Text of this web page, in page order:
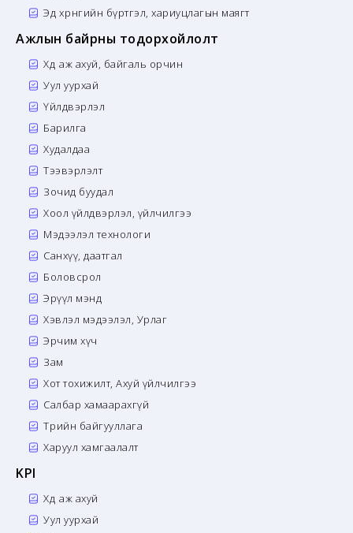
Эд хөрөнгийн бүртгэл, хариуцлагын маягт
Ажлын байрны тодорхойлолт
Хөдөө аж ахуй, байгаль орчин
Уул уурхай
Үйлдвэрлэл
Барилга
Худалдаа
Тээвэрлэлт
Зочид буудал
Хоол үйлдвэрлэл, үйлчилгээ
Мэдээлэл технологи
Санхүү, даатгал
Боловсрол
Эрүүл мэнд
Хэвлэл мэдээлэл, Урлаг
Эрчим хүч
Зам
Хот тохижилт, Ахуй үйлчилгээ
Салбар хамаарахгүй
Төрийн байгууллага
Харуул хамгаалалт
KPI
Хөдөө аж ахуй
Уул уурхай